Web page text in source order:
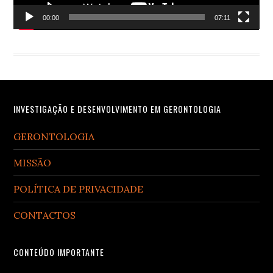
00:00 07:11
Footer
INVESTIGAÇÃO E DESENVOLVIMENTO EM GERONTOLOGIA
GERONTOLOGIA
MISSÃO
POLÍTICA DE PRIVACIDADE
CONTACTOS
CONTEÚDO IMPORTANTE